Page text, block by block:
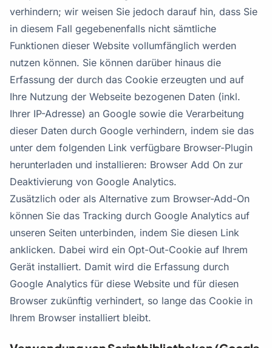
verhindern; wir weisen Sie jedoch darauf hin, dass Sie
in diesem Fall gegebenenfalls nicht sämtliche
Funktionen dieser Website vollumfänglich werden
nutzen können. Sie können darüber hinaus die
Erfassung der durch das Cookie erzeugten und auf
Ihre Nutzung der Webseite bezogenen Daten (inkl.
Ihrer IP-Adresse) an Google sowie die Verarbeitung
dieser Daten durch Google verhindern, indem sie das
unter dem folgenden Link verfügbare Browser-Plugin
herunterladen und installieren: Browser Add On zur
Deaktivierung von Google Analytics.
Zusätzlich oder als Alternative zum Browser-Add-On
können Sie das Tracking durch Google Analytics auf
unseren Seiten unterbinden, indem Sie diesen Link
anklicken. Dabei wird ein Opt-Out-Cookie auf Ihrem
Gerät installiert. Damit wird die Erfassung durch
Google Analytics für diese Website und für diesen
Browser zukünftig verhindert, so lange das Cookie in
Ihrem Browser installiert bleibt.